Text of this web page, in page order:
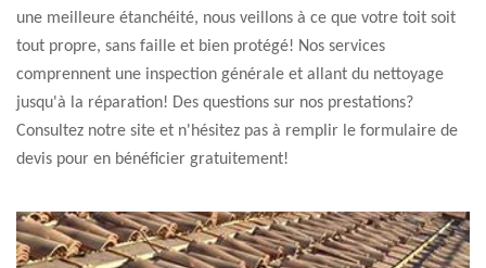
une meilleure étanchéité, nous veillons à ce que votre toit soit
tout propre, sans faille et bien protégé! Nos services
comprennent une inspection générale et allant du nettoyage
jusqu'à la réparation! Des questions sur nos prestations?
Consultez notre site et n'hésitez pas à remplir le formulaire de
devis pour en bénéficier gratuitement!